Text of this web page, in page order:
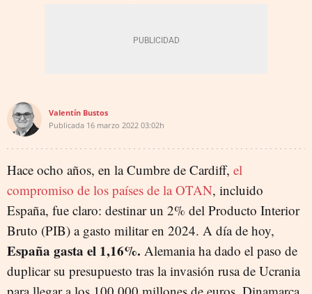
Valentín Bustos
Publicada 16 marzo 2022 03:02h
Hace ocho años, en la Cumbre de Cardiff, el
compromiso de los países de la OTAN, incluido
España, fue claro: destinar un 2% del Producto Interior
Bruto (PIB) a gasto militar en 2024. A día de hoy,
España gasta el 1,16%. Alemania ha dado el paso de
duplicar su presupuesto tras la invasión rusa de Ucrania